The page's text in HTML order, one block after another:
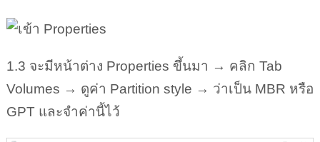
1.3 จะมีหน้าต่าง Properties ขึ้นมา → คลิก Tab
Volumes → ดูค่า Partition style → ว่าเป็น MBR หรือ
GPT และจำค่านี้ไว้